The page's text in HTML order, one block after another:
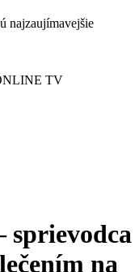
najzaujímavejšie
TV
sprievodca
na